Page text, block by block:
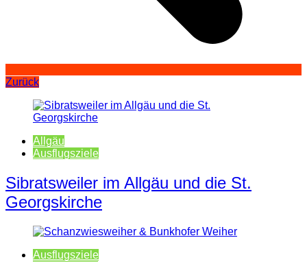
Zurück
Allgäu
Ausflugsziele
Sibratsweiler im Allgäu und die St.
Georgskirche
Ausflugsziele